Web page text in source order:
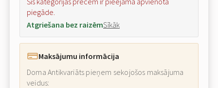
piegāde.
Atgriešana bez raizēmSīkāk
Maksājumu informācija
Doma Antikvariāts pieņem sekojošos maksājuma
veidus: